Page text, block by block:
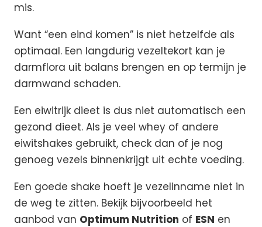
mis.
Want “een eind komen” is niet hetzelfde als
optimaal. Een langdurig vezeltekort kan je
darmflora uit balans brengen en op termijn je
darmwand schaden.
Een eiwitrijk dieet is dus niet automatisch een
gezond dieet. Als je veel whey of andere
eiwitshakes gebruikt, check dan of je nog
genoeg vezels binnenkrijgt uit echte voeding.
Een goede shake hoeft je vezelinname niet in
de weg te zitten. Bekijk bijvoorbeeld het
aanbod van Optimum Nutrition of ESN en